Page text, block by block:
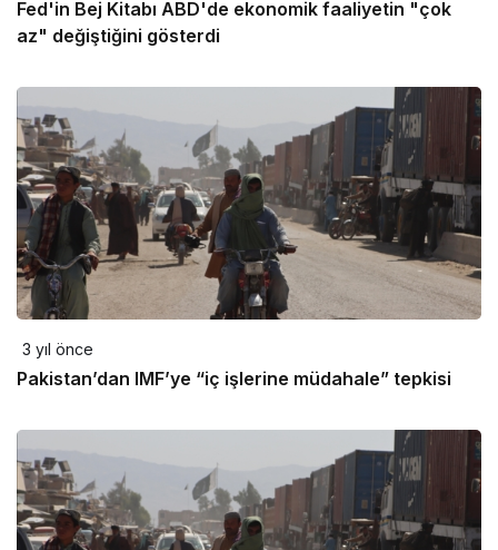
Fed'in Bej Kitabı ABD'de ekonomik faaliyetin "çok
az" değiştiğini gösterdi
3 yıl önce
Pakistan’dan IMF’ye “iç işlerine müdahale” tepkisi